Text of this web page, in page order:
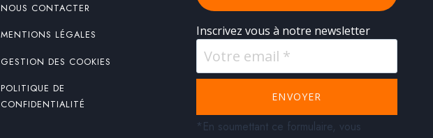
NOUS CONTACTER
MENTIONS LÉGALES
GESTION DES COOKIES
POLITIQUE DE
CONFIDENTIALITÉ
Inscrivez vous à notre newsletter
ENVOYER
*En soumettant ce formulaire, vous